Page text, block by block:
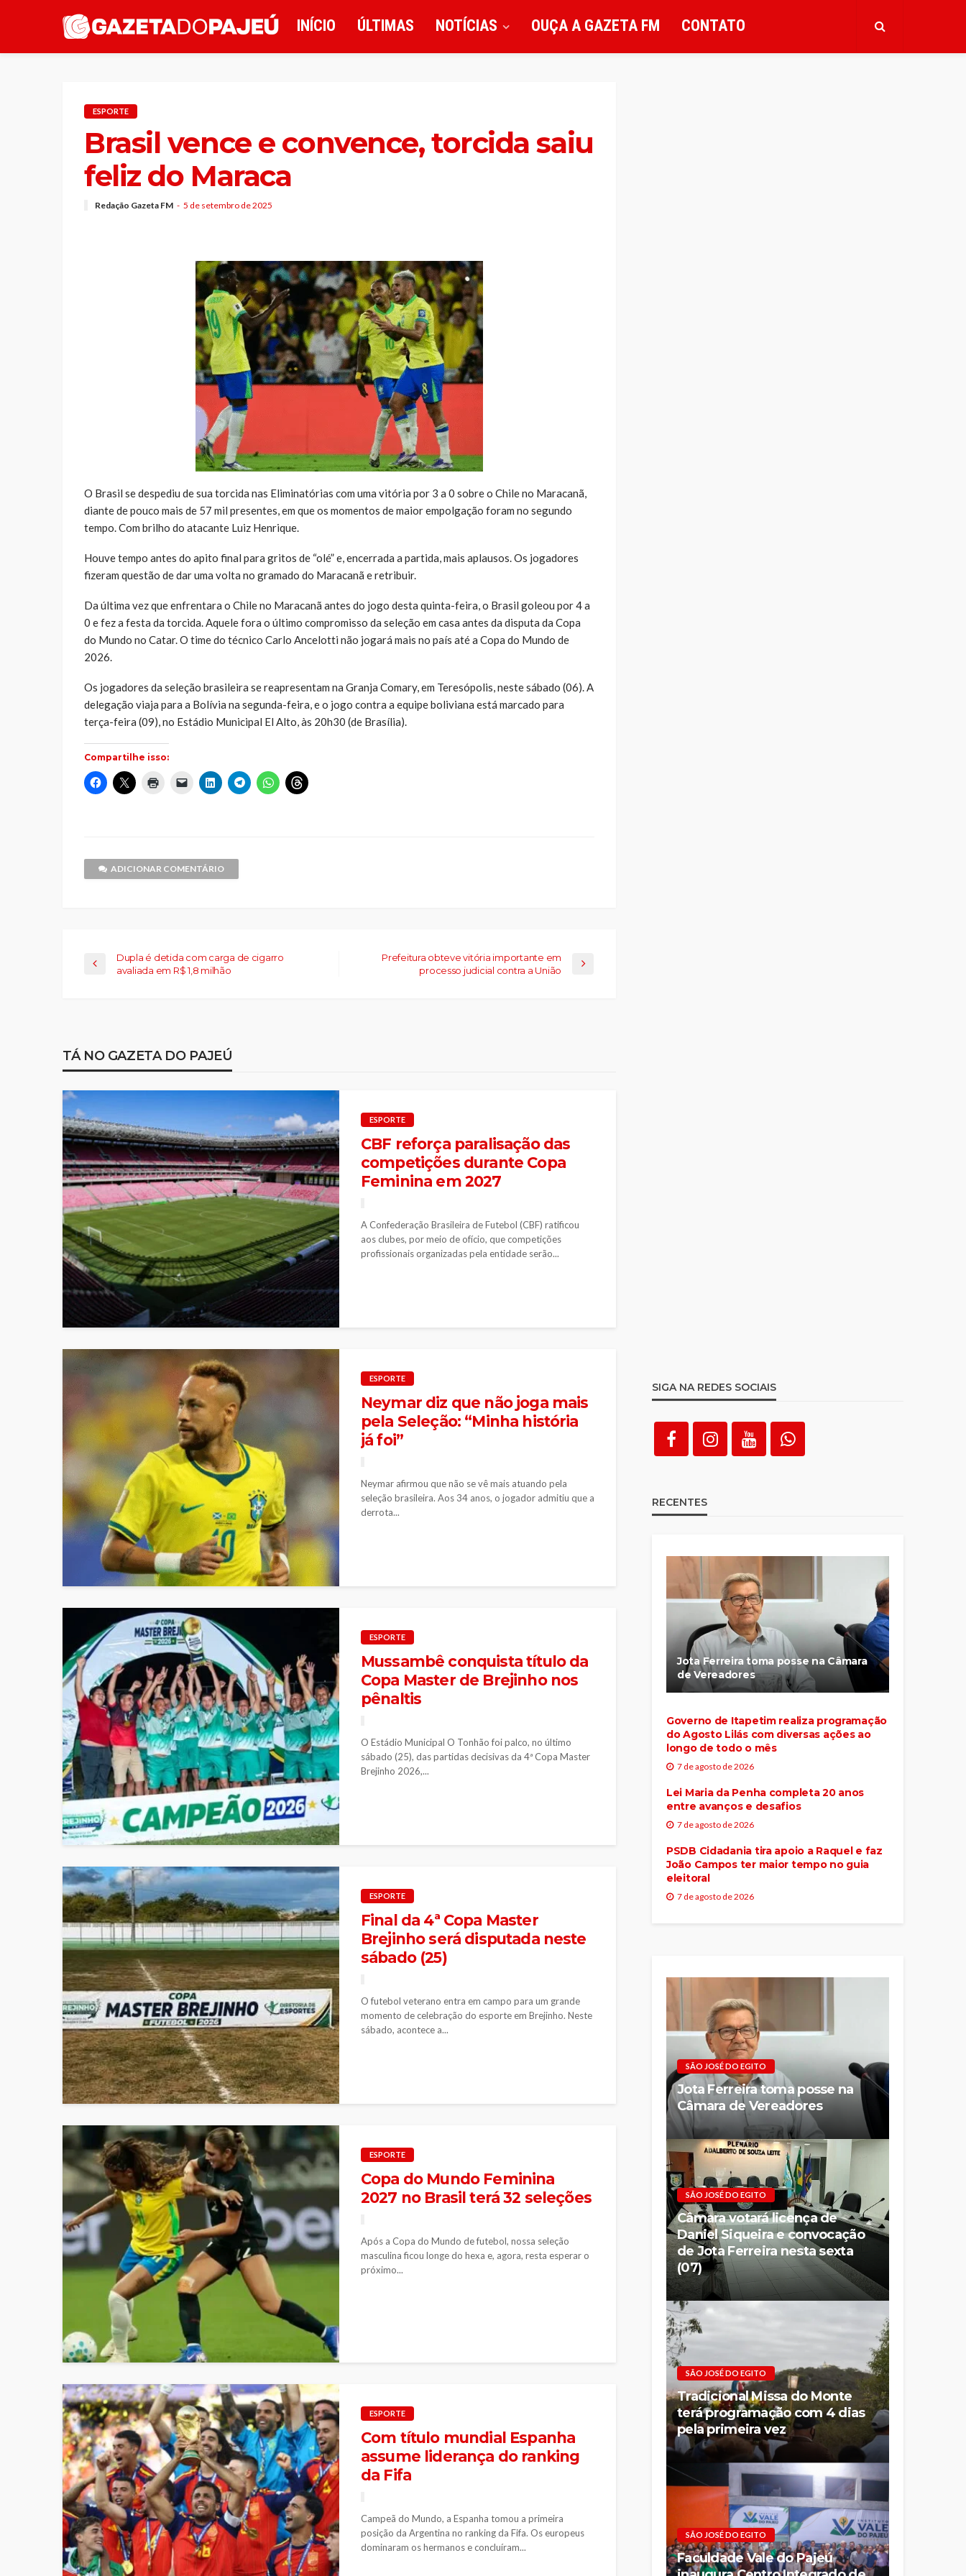
INÍCIO ÚLTIMAS NOTÍCIAS OUÇA A GAZETA FM CONTATO
ESPORTE
Brasil vence e convence, torcida saiu
feliz do Maraca
Redação Gazeta FM 5 de setembro de 2025
O Brasil se despediu de sua torcida nas Eliminatórias com uma vitória por 3 a 0 sobre o Chile no Maracanã,
diante de pouco mais de 57 mil presentes, em que os momentos de maior empolgação foram no segundo
tempo. Com brilho do atacante Luiz Henrique.
Houve tempo antes do apito final para gritos de “olé” e, encerrada a partida, mais aplausos. Os jogadores
fizeram questão de dar uma volta no gramado do Maracanã e retribuir.
Da última vez que enfrentara o Chile no Maracanã antes do jogo desta quinta-feira, o Brasil goleou por 4 a
0 e fez a festa da torcida. Aquele fora o último compromisso da seleção em casa antes da disputa da Copa
do Mundo no Catar. O time do técnico Carlo Ancelotti não jogará mais no país até a Copa do Mundo de
2026.
Os jogadores da seleção brasileira se reapresentam na Granja Comary, em Teresópolis, neste sábado (06). A
delegação viaja para a Bolívia na segunda-feira, e o jogo contra a equipe boliviana está marcado para
terça-feira (09), no Estádio Municipal El Alto, às 20h30 (de Brasília).
Compartilhe isso:
Clique
para
Clique
para
Clique
para
Clique
para
um
amigo(abre
em
Clique
para
Clique
para
Clique
para
Clique
para
ADICIONAR COMENTÁRIO
Dupla é detida com carga de cigarro
avaliada em R$ 1,8 milhão
Prefeitura obteve vitória importante em
processo judicial contra a União
TÁ NO GAZETA DO PAJEÚ
ESPORTE
CBF reforça paralisação das
competições durante Copa
Feminina em 2027
A Confederação Brasileira de Futebol (CBF) ratificou
aos clubes, por meio de ofício, que competições
profissionais organizadas pela entidade serão...
ESPORTE
Neymar diz que não joga mais
pela Seleção: “Minha história
já foi”
Neymar afirmou que não se vê mais atuando pela
seleção brasileira. Aos 34 anos, o jogador admitiu que a
derrota...
ESPORTE
Mussambê conquista título da
Copa Master de Brejinho nos
pênaltis
O Estádio Municipal O Tonhão foi palco, no último
sábado (25), das partidas decisivas da 4ª Copa Master
Brejinho 2026,...
ESPORTE
Final da 4ª Copa Master
Brejinho será disputada neste
sábado (25)
O futebol veterano entra em campo para um grande
momento de celebração do esporte em Brejinho. Neste
sábado, acontece a...
ESPORTE
Copa do Mundo Feminina
2027 no Brasil terá 32 seleções
Após a Copa do Mundo de futebol, nossa seleção
masculina ficou longe do hexa e, agora, resta esperar o
próximo...
ESPORTE
Com título mundial Espanha
assume liderança do ranking
da Fifa
Campeã do Mundo, a Espanha tomou a primeira
posição da Argentina no ranking da Fifa. Os europeus
dominaram os hermanos e concluíram...
SIGA NA REDES SOCIAIS
RECENTES
Jota Ferreira toma posse na Câmara
de Vereadores
Governo de Itapetim realiza programação
do Agosto Lilás com diversas ações ao
longo de todo o mês
7 de agosto de 2026
Lei Maria da Penha completa 20 anos
entre avanços e desafios
7 de agosto de 2026
PSDB Cidadania tira apoio a Raquel e faz
João Campos ter maior tempo no guia
eleitoral
7 de agosto de 2026
SÃO JOSÉ DO EGITO
Jota Ferreira toma posse na
Câmara de Vereadores
SÃO JOSÉ DO EGITO
Câmara votará licença de
Daniel Siqueira e convocação
de Jota Ferreira nesta sexta
(07)
SÃO JOSÉ DO EGITO
Tradicional Missa do Monte
terá programação com 4 dias
pela primeira vez
SÃO JOSÉ DO EGITO
Faculdade Vale do Pajeú